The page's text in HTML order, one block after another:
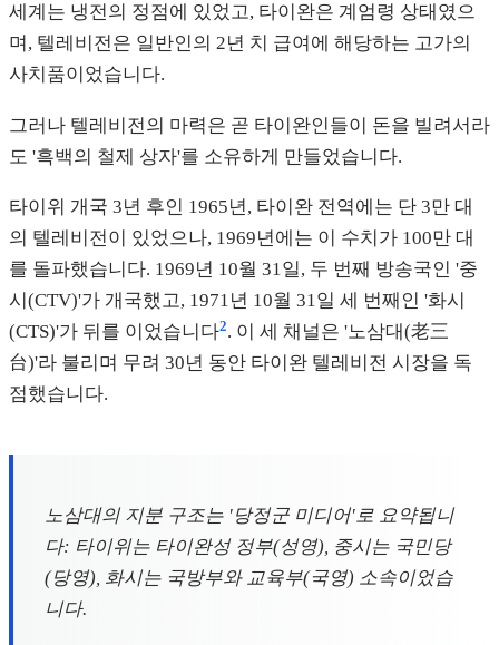
세계는 냉전의 정점에 있었고, 타이완은 계엄령 상태였으
며, 텔레비전은 일반인의 2년 치 급여에 해당하는 고가의
사치품이었습니다.
그러나 텔레비전의 마력은 곧 타이완인들이 돈을 빌려서라
도 '흑백의 철제 상자'를 소유하게 만들었습니다.
타이위 개국 3년 후인 1965년, 타이완 전역에는 단 3만 대
의 텔레비전이 있었으나, 1969년에는 이 수치가 100만 대
를 돌파했습니다. 1969년 10월 31일, 두 번째 방송국인 '중
시(CTV)'가 개국했고, 1971년 10월 31일 세 번째인 '화시
(CTS)'가 뒤를 이었습니다2. 이 세 채널은 '노삼대(老三
台)'라 불리며 무려 30년 동안 타이완 텔레비전 시장을 독
점했습니다.
노삼대의 지분 구조는 '당정군 미디어'로 요약됩니
다: 타이위는 타이완성 정부(성영), 중시는 국민당
(당영), 화시는 국방부와 교육부(국영) 소속이었습
니다.